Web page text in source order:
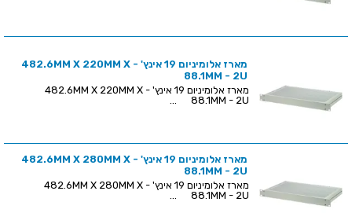
מארז אלומיניום 19 אינץ' - 482.6MM X 220MM X
88.1MM - 2U
מארז אלומיניום 19 אינץ' - 482.6MM X 220MM X
88.1MM - 2U ...
מארז אלומיניום 19 אינץ' - 482.6MM X 280MM X
88.1MM - 2U
מארז אלומיניום 19 אינץ' - 482.6MM X 280MM X
88.1MM - 2U ...